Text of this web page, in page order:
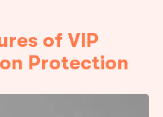
of VIP
Protection